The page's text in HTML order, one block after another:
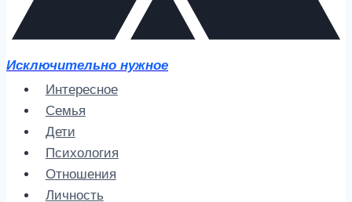
Исключительно нужное
Интересное
Семья
Дети
Психология
Отношения
Личность